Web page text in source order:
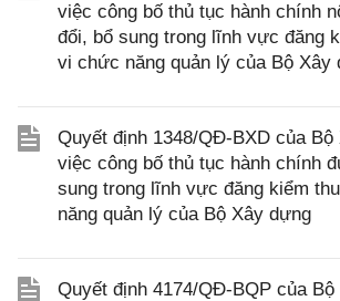
việc công bố thủ tục hành chính
đổi, bổ sung trong lĩnh vực đăng
vi chức năng quản lý của Bộ Xây
Quyết định 1348/QĐ-BXD của
việc công bố thủ tục hành chính
sung trong lĩnh vực đăng kiểm
năng quản lý của Bộ Xây dựng
Quyết định 4174/QĐ-BQP của Bộ